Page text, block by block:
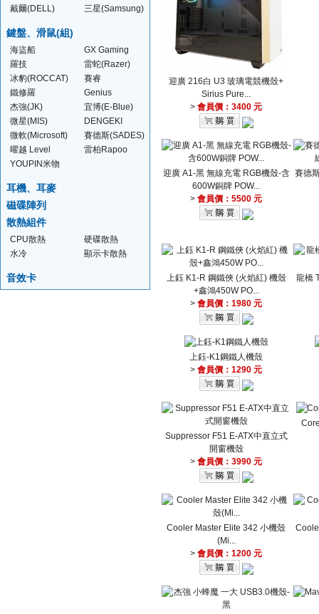
(PHILIPS)
戴爾(DELL)
三星(Samsung)
鍵盤、滑鼠(組)
海盜船
(CORSAIR)
GX Gaming
羅技
雷蛇(Razer)
冰豹(ROCCAT)
賽睿
(SteelSeries)
鐵修羅
(TESORO)
Genius
杰強(JK)
宜博(E-Blue)
微星(MIS)
DENGEKI
微軟(Microsoft)
賽德斯(SADES)
曜越 Level
雷柏Rapoo
YOUPIN米物
耳機、耳麥
磁碟陣列
散熱組件
CPU散熱
硬碟散熱
水冷
顯示卡散熱
音效卡
迎廣 216白 U3 玻璃電競機殼+
Sirius Pure...
>會員價：3400 元
迎廣 A1-黑 無線充電 RGB機殼-含
600W銅牌 POW...
>會員價：5500 元
賽德
上鈺 K1-R 鋼鐵俠 (火焰紅) 機殼
+鑫鴻450W PO...
>會員價：1980 元
龍橋
上鈺-K1鋼鐵人機殼
>會員價：1290 元
Suppressor F51 E-ATX中直立式
開窗機殼
>會員價：3990 元
Cooler Master Elite 342 小機殼
(Mi...
>會員價：1200 元